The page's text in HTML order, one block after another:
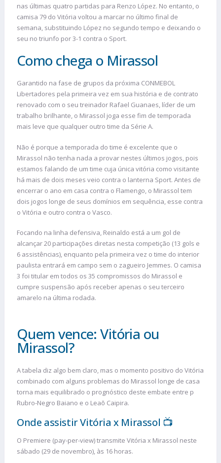
nas últimas quatro partidas para Renzo López. No entanto, o
camisa 79 do Vitória voltou a marcar no último final de
semana, substituindo López no segundo tempo e deixando o
seu no triunfo por 3-1 contra o Sport.
Como chega o Mirassol
Garantido na fase de grupos da próxima CONMEBOL
Libertadores pela primeira vez em sua história e de contrato
renovado com o seu treinador Rafael Guanaes, líder de um
trabalho brilhante, o Mirassol joga esse fim de temporada
mais leve que qualquer outro time da Série A.
Não é porque a temporada do time é excelente que o
Mirassol não tenha nada a provar nestes últimos jogos, pois
estamos falando de um time cuja única vitória como visitante
há mais de dois meses veio contra o lanterna Sport. Antes de
encerrar o ano em casa contra o Flamengo, o Mirassol tem
dois jogos longe de seus domínios em sequência, esse contra
o Vitória e outro contra o Vasco.
Focando na linha defensiva, Reinaldo está a um gol de
alcançar 20 participações diretas nesta competição (13 gols e
6 assistências), enquanto pela primeira vez o time do interior
paulista entrará em campo sem o zagueiro Jemmes. O camisa
3 foi titular em todos os 35 compromissos do Mirassol e
cumpre suspensão após receber apenas o seu terceiro
amarelo na última rodada.
Quem vence: Vitória ou
Mirassol?
A tabela diz algo bem claro, mas o momento positivo do Vitória
combinado com alguns problemas do Mirassol longe de casa
torna mais equilibrado o prognóstico deste embate entre p
Rubro-Negro Baiano e o Leaõ Caipira.
Onde assistir Vitória x Mirassol 📺
O Premiere (pay-per-view) transmite Vitória x Mirassol neste
sábado (29 de novembro), às 16 horas.